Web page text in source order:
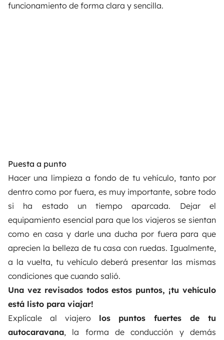
funcionamiento de forma clara y sencilla.
Puesta a punto
Hacer una limpieza a fondo de tu vehículo, tanto por
dentro como por fuera, es muy importante, sobre todo
si ha estado un tiempo aparcada. Dejar el
equipamiento esencial para que los viajeros se sientan
como en casa y darle una ducha por fuera para que
aprecien la belleza de tu casa con ruedas. Igualmente,
a la vuelta, tu vehículo deberá presentar las mismas
condiciones que cuando salió.
Una vez revisados todos estos puntos, ¡tu vehículo
está listo para viajar!
Explícale al viajero los puntos fuertes de tu
autocaravana, la forma de conducción y demás